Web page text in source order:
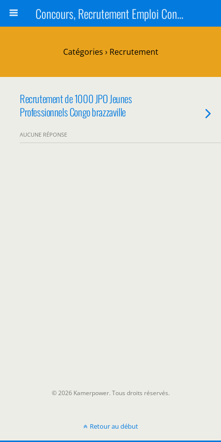
Concours, Recrutement Emploi Congo 2024, Épreuves, Bourse
Catégories › Recrutement
Recrutement de 1000 JPO Jeunes
Professionnels Congo brazzaville
AUCUNE RÉPONSE
© 2026 Kamerpower. Tous droits réservés.
Retour au début